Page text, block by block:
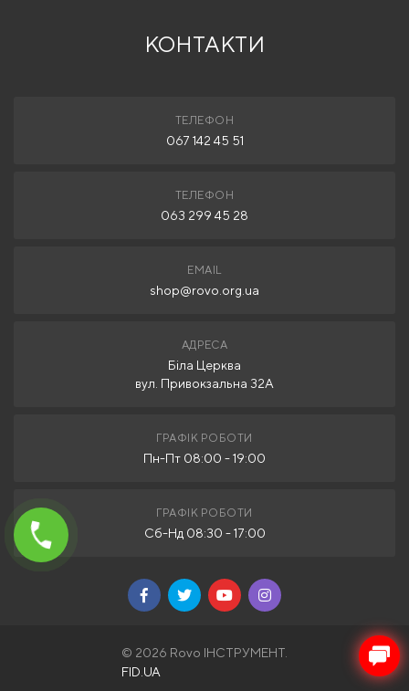
КОНТАКТИ
ТЕЛЕФОН
067 142 45 51
ТЕЛЕФОН
063 299 45 28
EMAIL
shop@rovo.org.ua
АДРЕСА
Біла Церква
вул. Привокзальна 32А
ГРАФІК РОБОТИ
Пн-Пт 08:00 - 19:00
ГРАФІК РОБОТИ
Сб-Нд 08:30 - 17:00
© 2026 Rovo ІНСТРУМЕНТ.
FID.UA